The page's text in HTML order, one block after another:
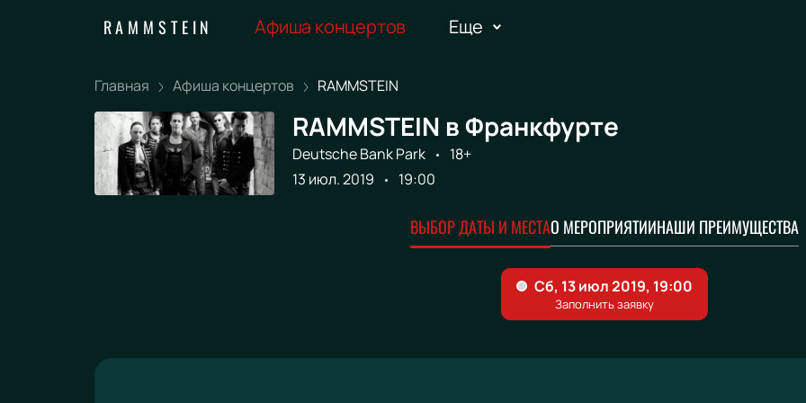
RAMMSTEIN Афиша концертов Еще
Главная Афиша концертов RAMMSTEIN
RAMMSTEIN в Франкфурте
Deutsche Bank Park
18+
13 июл. 2019
19:00
ВЫБОР ДАТЫ И МЕСТАО МЕРОПРИЯТИИНАШИ ПРЕИМУЩЕСТВА